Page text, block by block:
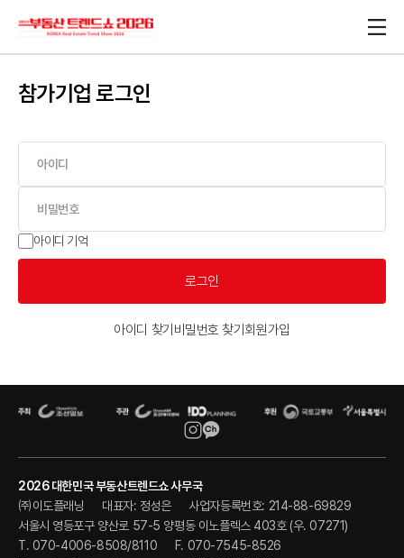
참가기업 로그인
아이디 기억
로그인
아이디 찾기 비밀번호 찾기 회원가입
2026 대한민국 부동산트렌드쇼 사무국
㈜이도플래닝
대표자: 정성은
사업자등록번호: 214-88-69829
서울시 영등포구 양산로 57-5 양평동 이노플렉스 403호 (우. 07271)
T. 070-4006-8508/8110
F. 070-7545-8526